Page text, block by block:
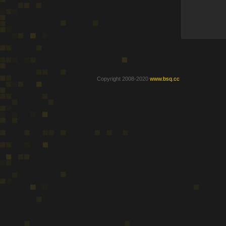
Copyright 2008-2020 www.bsq.cc